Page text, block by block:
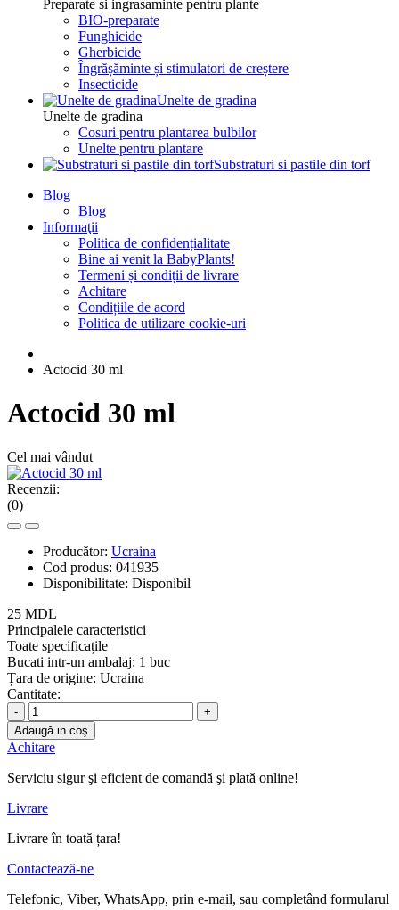
Preparate si ingrasaminte pentru plante
BIO-preparate
Funghicide
Gherbicide
Îngrășăminte și stimulatori de creștere
Insecticide
Unelte de gradina
Unelte de gradina
Cosuri pentru plantarea bulbilor
Unelte pentru plantare
Substraturi si pastile din torf
Blog
Blog
Informaţii
Politica de confidențialitate
Bine ai venit la BabyPlants!
Termeni și condiții de livrare
Achitare
Condițiile de acord
Politica de utilizare cookie-uri
Actocid 30 ml
Actocid 30 ml
Cel mai vândut
Recenzii:
(0)
Producător: Ucraina
Cod produs: 041935
Disponibilitate: Disponibil
25 MDL
Principalele caracteristici
Toate specificațile
Bucati intr-un ambalaj: 1 buc
Țara de origine: Ucraina
Cantitate:
-
+
Adaugă in coş
Achitare
Serviciu sigur şi eficient de comandă şi plată online!
Livrare
Livrare în toată țara!
Contactează-ne
Telefonic, Viber, WhatsApp, prin e-mail, sau completând formularul